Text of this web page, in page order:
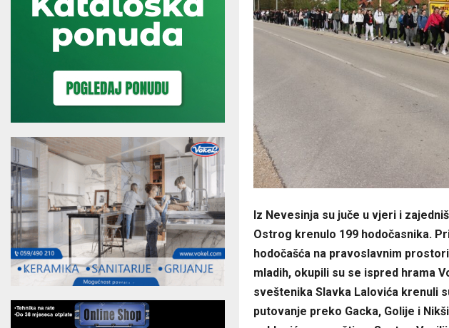
Iz Nevesinja su juče u vjeri i
Ostrog krenulo 199 hodočasnika.
hodočašća na pravoslavnim
mladih, okupili su se ispred hrama
sveštenika Slavka Lalovića krenuli
putovanje preko Gacka, Golije i